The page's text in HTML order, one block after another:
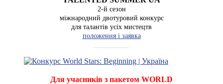
2-й сезон
міжнародний двотуровий конкурс
для талантів усіх мистецтв
положення і заявка
Для учасників з пакетом WORLD